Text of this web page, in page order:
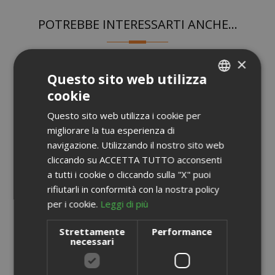
POTREBBE INTERESSARTI ANCHE...
×
Questo sito web utilizza
cookie
Questo sito web utilizza i cookie per
migliorare la tua esperienza di
navigazione. Utilizzando il nostro sito web
cliccando su ACCETTA TUTTO acconsenti
a tutti i cookie o cliccando sulla "X" puoi
rifiutarli in conformità con la nostra policy
per i cookie. Leggi di più
Strettamente
necessari
Performance